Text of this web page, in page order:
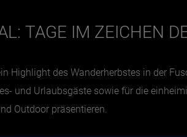
TAGE IM ZEICHEN
Highlight des Wanderherbstes in der
und Urlaubsgäste sowie für die
Outdoor präsentieren.